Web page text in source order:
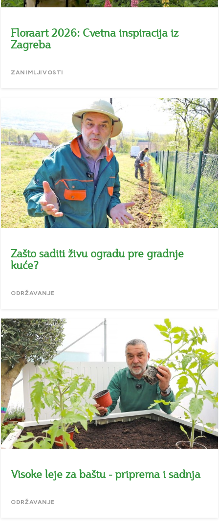
Floraart 2026: Cvetna inspiracija iz
Zagreba
ZANIMLJIVOSTI
Zašto saditi živu ogradu pre gradnje
kuće?
ODRŽAVANJE
Visoke leje za baštu - priprema i sadnja
ODRŽAVANJE